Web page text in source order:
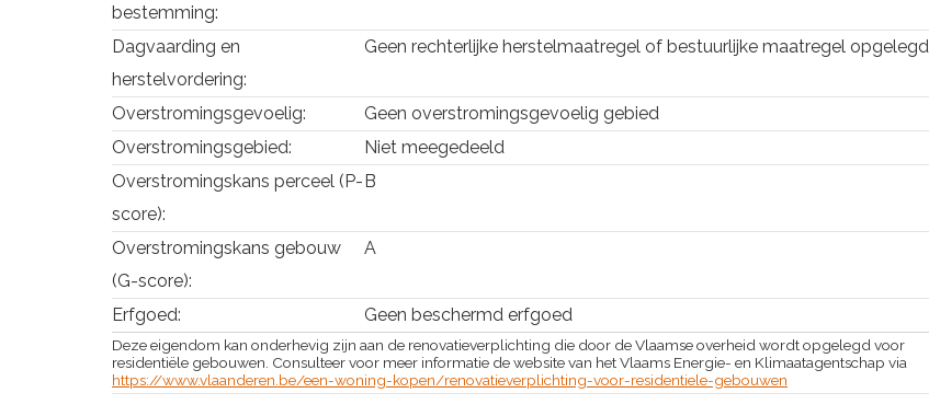
bestemming:
Dagvaarding en
herstelvordering:
Geen rechterlijke herstelmaatregel of bestuurlijke maatregel opgelegd
Overstromingsgevoelig:
Geen overstromingsgevoelig gebied
Overstromingsgebied:
Niet meegedeeld
Overstromingskans perceel (P-
score):
B
Overstromingskans gebouw
(G-score):
A
Erfgoed: Geen beschermd erfgoed
Deze eigendom kan onderhevig zijn aan de renovatieverplichting die door de Vlaamse overheid wordt opgelegd voor
residentiële gebouwen. Consulteer voor meer informatie de website van het Vlaams Energie- en Klimaatagentschap via
https://www.vlaanderen.be/een-woning-kopen/renovatieverplichting-voor-residentiele-gebouwen